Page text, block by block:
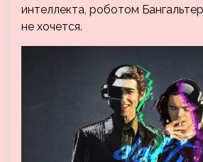
интеллекта, роботом
не хочется.